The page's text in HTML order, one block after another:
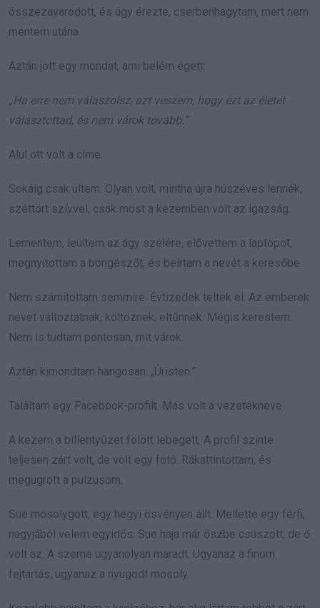
összezavarodott, és úgy érezte, cserbenhagytam, mert nem
mentem utána.
Aztán jött egy mondat, ami belém égett:
„Ha erre nem válaszolsz, azt veszem, hogy ezt az életet
választottad, és nem várok tovább.”
Alul ott volt a címe.
Sokáig csak ültem. Olyan volt, mintha újra húszéves lennék,
széttört szívvel, csak most a kezemben volt az igazság.
Lementem, leültem az ágy szélére, elővettem a laptopot,
megnyitottam a böngészőt, és beírtam a nevét a keresőbe.
Nem számítottam semmire. Évtizedek teltek el. Az emberek
nevet változtatnak, költöznek, eltűnnek. Mégis kerestem.
Nem is tudtam pontosan, mit várok.
Aztán kimondtam hangosan: „Úristen.”
Találtam egy Facebook-profilt. Más volt a vezetékneve.
A kezem a billentyűzet fölött lebegett. A profil szinte
teljesen zárt volt, de volt egy fotó. Rákattintottam, és
megugrott a pulzusom.
Sue mosolygott, egy hegyi ösvényen állt. Mellette egy férfi,
nagyjából velem egyidős. Sue haja már őszbe csúszott, de ő
volt az. A szeme ugyanolyan maradt. Ugyanaz a finom
fejtartás, ugyanaz a nyugodt mosoly.